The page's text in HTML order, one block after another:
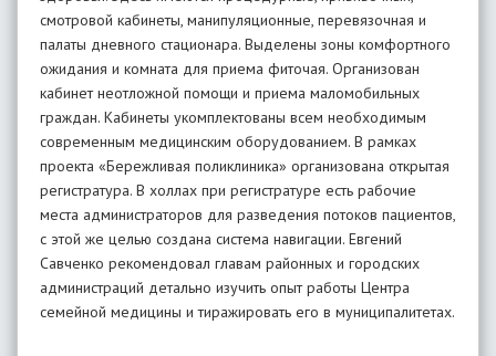
смотровой кабинеты, манипуляционные, перевязочная и
палаты дневного стационара. Выделены зоны комфортного
ожидания и комната для приема фиточая. Организован
кабинет неотложной помощи и приема маломобильных
граждан. Кабинеты укомплектованы всем необходимым
современным медицинским оборудованием. В рамках
проекта «Бережливая поликлиника» организована открытая
регистратура. В холлах при регистратуре есть рабочие
места администраторов для разведения потоков пациентов,
с этой же целью создана система навигации. Евгений
Савченко рекомендовал главам районных и городских
администраций детально изучить опыт работы Центра
семейной медицины и тиражировать его в муниципалитетах.